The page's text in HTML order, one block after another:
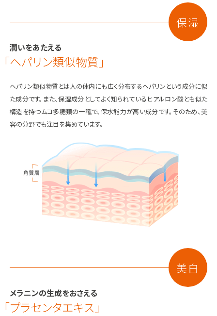
保湿
潤いをあたえる
「ヘパリン類似物質」
ヘパリン類似物質とは人の体内にも広く分布するヘパリンという成分に似
た成分です。また、保湿成分としてよく知られているヒアルロン酸とも似た
構造を持つムコ多糖類の一種で、保水能力が高い成分です。そのため、美
容の分野でも注目を集めています。
美白
メラニンの生成をおさえる
「プラセンタエキス」